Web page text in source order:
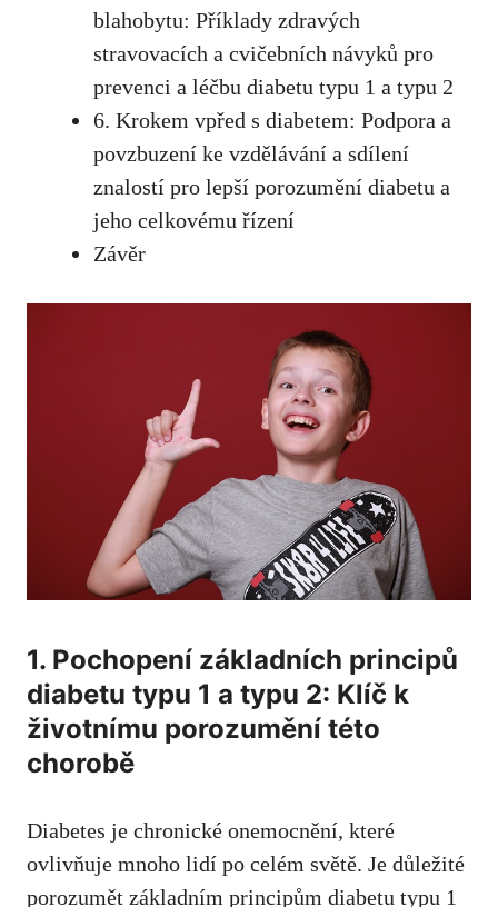
blahobytu: Příklady zdravých
stravovacích ​a cvičebních⁣ návyků pro
prevenci⁤ a ⁣léčbu​ diabetu typu 1⁣ a typu 2
6. Krokem vpřed s ⁤diabetem: Podpora a
povzbuzení ke vzdělávání a sdílení
znalostí‌ pro lepší porozumění diabetu a
jeho celkovému řízení
Závěr
1. ‌Pochopení​ základních principů
diabetu typu 1 a typu 2: Klíč k
životnímu porozumění této
chorobě
Diabetes je chronické onemocnění, které​
ovlivňuje mnoho lidí po celém světě. ​Je‍ důležité
porozumět ‍základním principům diabetu ‍typu⁢ 1